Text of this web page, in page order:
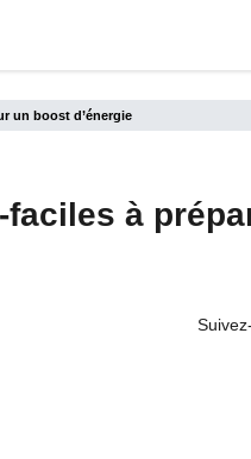
un boost d’énergie
à